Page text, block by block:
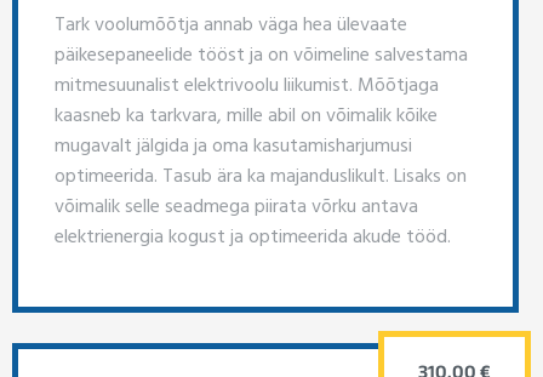
Tark voolumõõtja annab väga hea ülevaate
päikesepaneelide tööst ja on võimeline salvestama
mitmesuunalist elektrivoolu liikumist. Mõõtjaga
kaasneb ka tarkvara, mille abil on võimalik kõike
mugavalt jälgida ja oma kasutamisharjumusi
optimeerida. Tasub ära ka majanduslikult. Lisaks on
võimalik selle seadmega piirata võrku antava
elektrienergia kogust ja optimeerida akude tööd.